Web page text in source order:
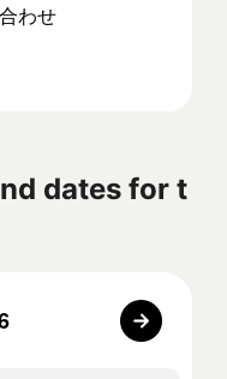
わせ
dates for t